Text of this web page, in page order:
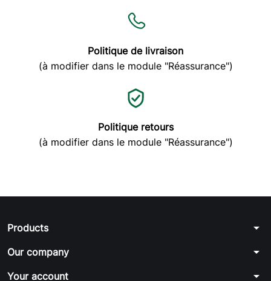
TRES BON PRODUIT
17/04/2020
2883
Ver más
Politique de livraison
(à modifier dans le module "Réassurance")
Politique retours
(à modifier dans le module "Réassurance")
Products arrow_drop_down
Our company arrow_drop_down
Your account arrow_drop_down